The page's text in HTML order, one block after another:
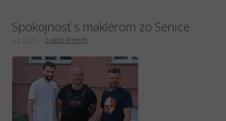
Spokojnosť s maklérom zo Senice
Lukáš Emrich
júl 2025